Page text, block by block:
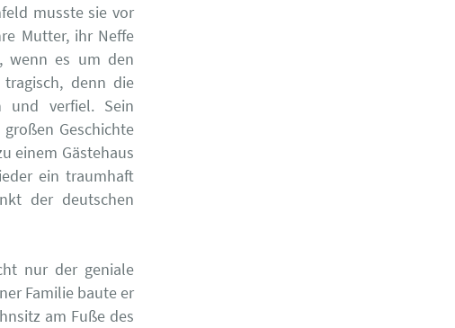
musste sie vor
Mutter, ihr Neffe
wenn es um den
denn die
und verfiel. Sein
Geschichte
einem Gästehaus
ein traumhaft
der deutschen
nur der geniale
Familie baute er
am Fuße des